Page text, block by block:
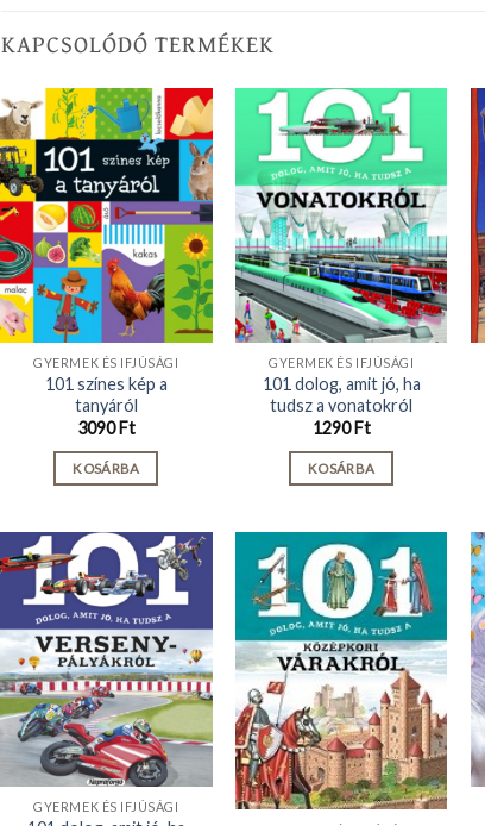
KAPCSOLÓDÓ TERMÉKEK
GYERMEK ÉS IFJÚSÁGI
101 színes kép a
tanyáról
3090Ft
KOSÁRBA
GYERMEK ÉS IFJÚSÁGI
101 dolog, amit jó, ha
tudsz a vonatokról
1290Ft
KOSÁRBA
GYERMEK ÉS IFJÚSÁGI